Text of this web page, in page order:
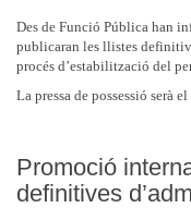
Des de Funció Pública han
publicaran les llistes
procés d’estabilització del
La pressa de possessió serà
Promoció
definitives